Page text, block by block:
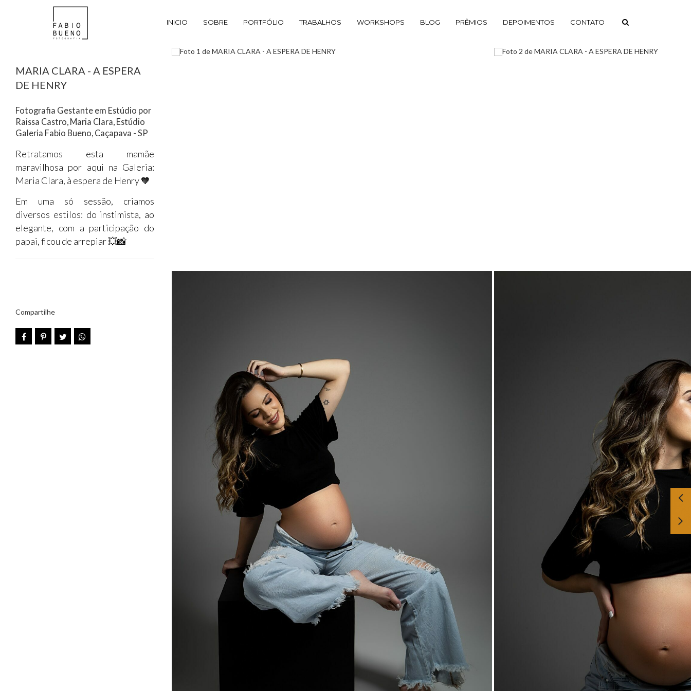
INICIO SOBRE PORTFÓLIO TRABALHOS WORKSHOPS BLOG PRÊMIOS DEPOIMENTOS CONTATO
MARIA CLARA - A ESPERA
DE HENRY
Fotografia Gestante em Estúdio por
Raissa Castro, Maria Clara, Estúdio
Galeria Fabio Bueno, Caçapava - SP
Retratamos esta mamãe
maravilhosa por aqui na Galeria:
Maria Clara, à espera de Henry 🧡
Em uma só sessão, criamos
diversos estilos: do instimista, ao
elegante, com a participação do
papai, ficou de arrepiar 💥📸
Compartilhe